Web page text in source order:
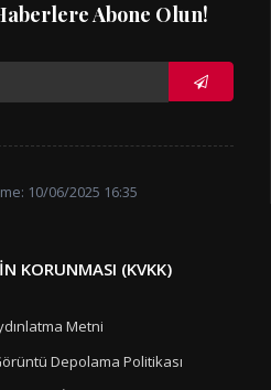
Abone Olun!
10/06/2025 16:35
KORUNMASI (KVKK)
Metni
Depolama Politikası